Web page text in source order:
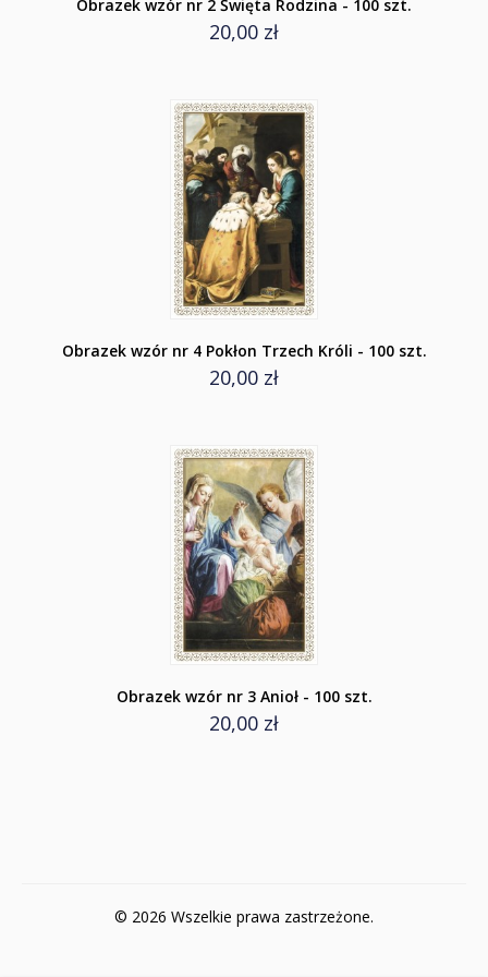
Obrazek wzór nr 2 Święta Rodzina - 100 szt.
20,00 zł
Obrazek wzór nr 4 Pokłon Trzech Króli - 100 szt.
20,00 zł
Obrazek wzór nr 3 Anioł - 100 szt.
20,00 zł
© 2026 Wszelkie prawa zastrzeżone.